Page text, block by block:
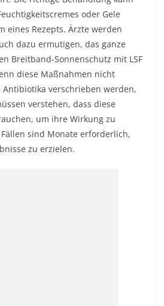
oder Gele
eines Rezepts. Ärzte werden
dazu ermutigen, das ganze
Breitband-Sonnenschutz mit LSF
diese Maßnahmen nicht
verschrieben werden,
verstehen, dass diese
um ihre Wirkung zu
sind Monate erforderlich,
zu erzielen.